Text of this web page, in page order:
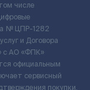
числе
№ ЦПР-1282
и Договора
c АО «ФПК»
официальным
сервисный
покупки.